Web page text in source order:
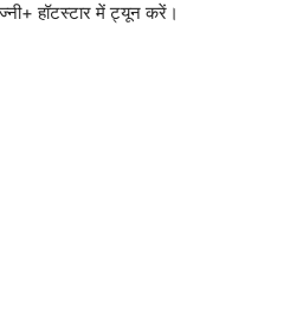
हॉटस्टार में ट्यून करें।